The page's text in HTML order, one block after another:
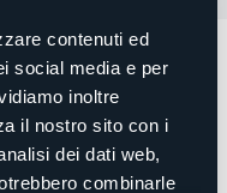
contenuti ed
social media e per
inoltre
il nostro sito con i
dei dati web,
combinarle
Capodanno alla Piana
una ciaspolata sotto
e il DJ set di Gianluca
.